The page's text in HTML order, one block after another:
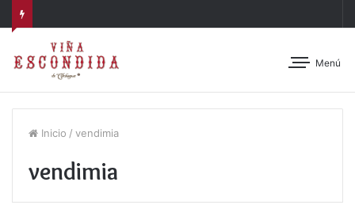
Menú
Inicio / vendimia
vendimia